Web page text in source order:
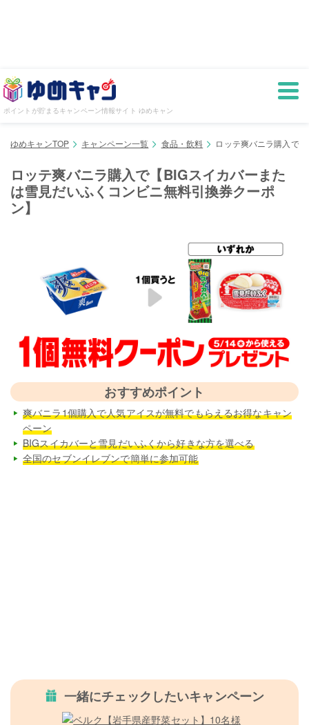
ポイントが貯まるキャンペーン情報サイト ゆめキャン
ゆめキャンTOP キャンペーン一覧 食品・飲料 ロッテ爽バニラ購入で
ロッテ爽バニラ購入で【BIGスイカバーまた
は雪見だいふくコンビニ無料引換券クーポ
ン】
おすすめポイント
爽バニラ1個購入で人気アイスが無料でもらえるお得なキャン
ペーン
BIGスイカバーと雪見だいふくから好きな方を選べる
全国のセブンイレブンで簡単に参加可能
一緒にチェックしたいキャンペーン